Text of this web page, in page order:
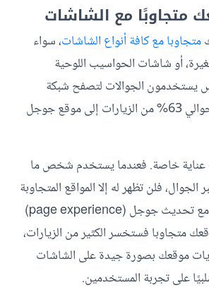
متجاوبا مع كافة أنواع الشاشات، سواء
أو شاشات الحواسيب اللوحية
يستخدمون الجوالات لتصفح شبكة
الإنترنت، إذ يُقدَّر أنّ حوالي 63% من الزيارات إلى موقع جوجل
عناية خاصة. فعندما يستخدم شخص ما
فلن تظهر له إلا المواقع المتجاوبة
مع شاشات الجوال. ومع تحديث جوجل (page experience)
متجاوبا فستخسر الكثير من الزيارات،
موقعك بصورة جيدة على الشاشات
على تجربة المستخدمين.